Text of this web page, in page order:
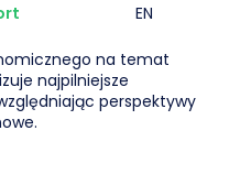
EN
na temat
najpilniejsze
perspektywy